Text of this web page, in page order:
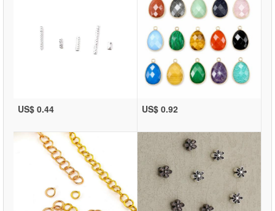
US$ 0.44 US$ 0.92